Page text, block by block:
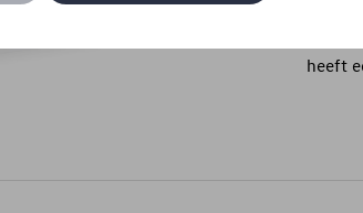
Witte
een
heeft